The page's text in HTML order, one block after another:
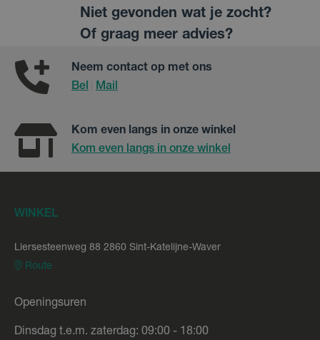
Niet gevonden wat je zocht?
Of graag meer advies?
Neem contact op met ons
Bel
Mail
Kom even langs in onze winkel
Kom even langs in onze winkel
WINKEL
Liersesteenweg 88 2860 Sint-Katelijne-Waver
Route
Openingsuren
Dinsdag t.e.m. zaterdag: 09:00 - 18:00